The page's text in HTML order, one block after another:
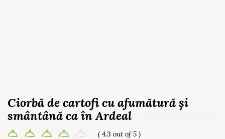
Ciorbă de cartofi cu afumătură și
smântână ca în Ardeal
( 4.3 out of 5 )